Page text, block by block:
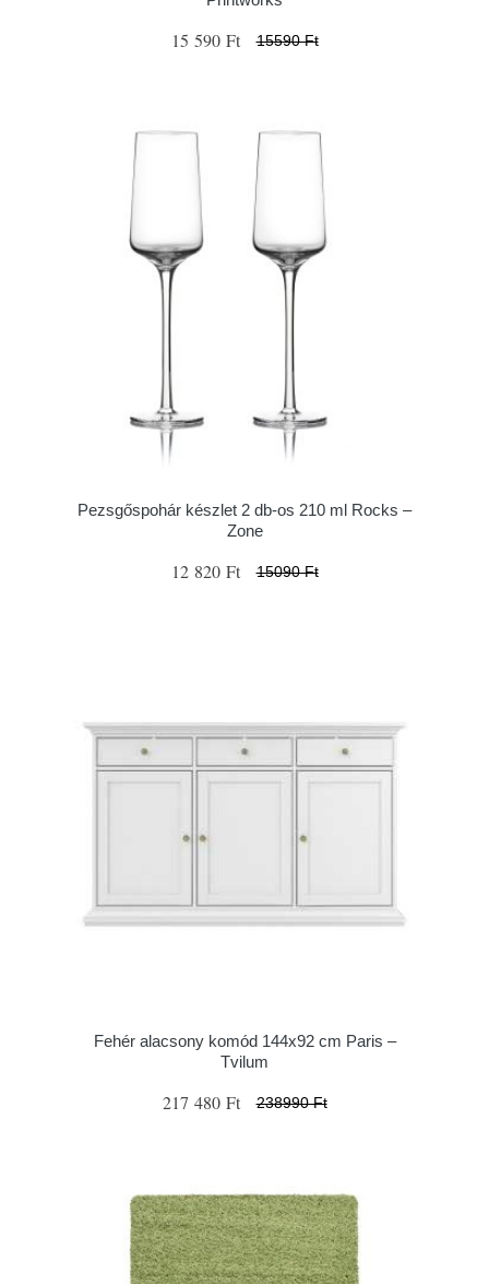
15 590 Ft 15590 Ft
Pezsgőspohár készlet 2 db-os 210 ml Rocks –
Zone
12 820 Ft 15090 Ft
Fehér alacsony komód 144x92 cm Paris –
Tvilum
217 480 Ft 238990 Ft